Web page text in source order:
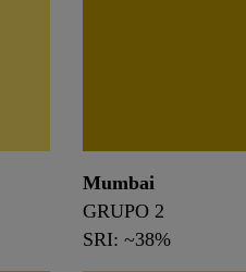
Mumbai
GRUPO 2
SRI: ~38%